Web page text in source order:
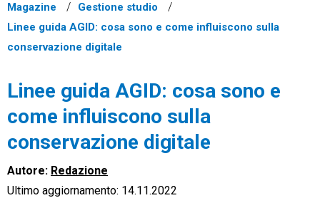
Magazine
Gestione studio
Linee guida AGID: cosa sono e come influiscono sulla
conservazione digitale
Linee guida AGID: cosa sono e
come influiscono sulla
conservazione digitale
Autore: Redazione
Ultimo aggiornamento: 14.11.2022